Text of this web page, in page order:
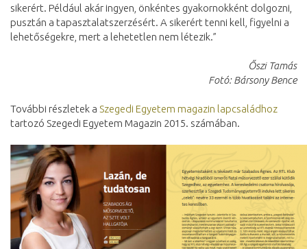
sikerért. Például akár ingyen, önkéntes gyakornokként dolgozni,
pusztán a tapasztalatszerzésért. A sikerért tenni kell, figyelni a
lehetőségekre, mert a lehetetlen nem létezik.”
Őszi Tamás
Fotó: Bársony Bence
További részletek a Szegedi Egyetem magazin lapcsaládhoz
tartozó Szegedi Egyetem Magazin 2015. számában.